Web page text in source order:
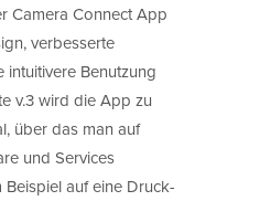
Camera Connect App
verbesserte
intuitivere Benutzung
v.3 wird die App zu
über das man auf
und Services
auf eine Druck-